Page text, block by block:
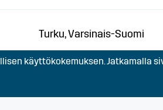
Turku, Varsinais-Suomi
käyttökokemuksen. Jatkamalla